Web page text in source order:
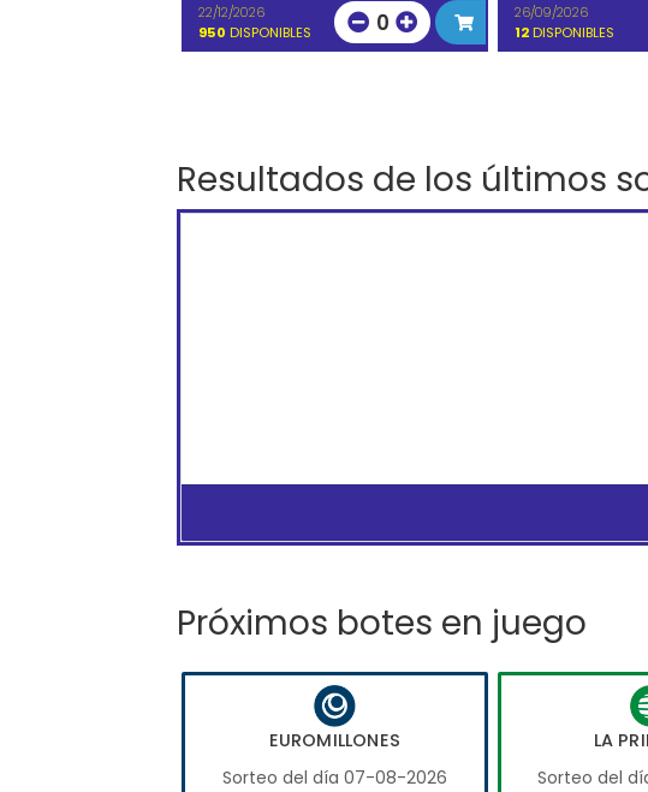
22/12/2026
950 DISPONIBLES 0
26/09/2026
12DISPONIBLES
Resultados de los últimos
Próximos botes en juego
EUROMILLONES
Sorteo del día 07-08-2026
LA
Sorteo del